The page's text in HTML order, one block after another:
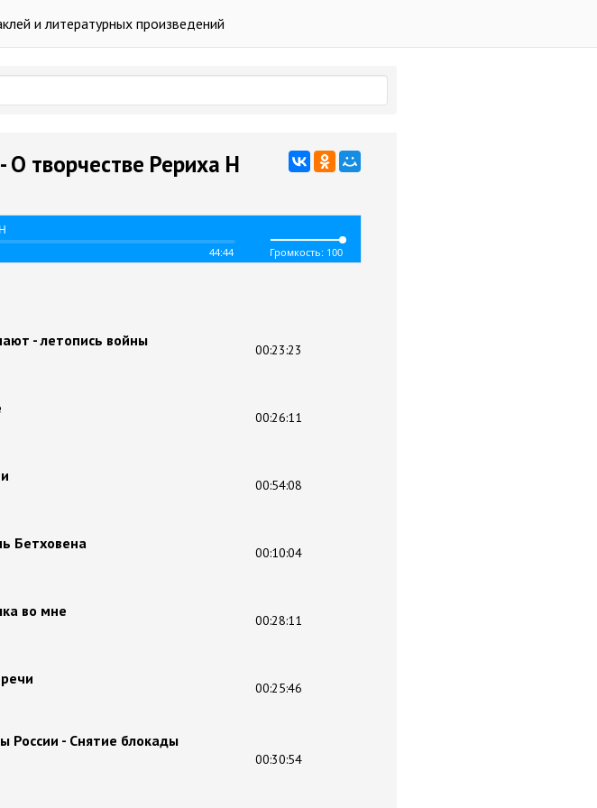
и литературных произведений
творчестве Рериха Н
44:44 Громкость: 100
- летопись войны
00:23:23
00:26:11
00:54:08
Бетховена
00:10:04
во мне
00:28:11
00:25:46
России - Снятие блокады
00:30:54